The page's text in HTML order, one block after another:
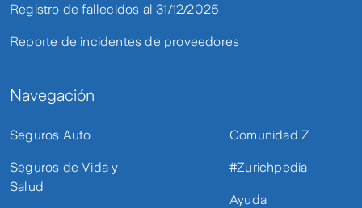
Registro de fallecidos al 31/12/2025
Reporte de incidentes de proveedores
Navegación
Seguros Auto
Seguros de Vida y
Salud
Comunidad Z
#Zurichpedia
Ayuda